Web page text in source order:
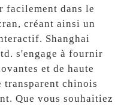
facilement dans le
créant ainsi un
Shanghai
s'engage à fournir
et de haute
chinois
Que vous souhaitiez